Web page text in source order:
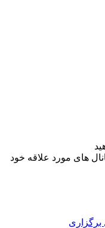
های مورد علاقه خود
برگزاری